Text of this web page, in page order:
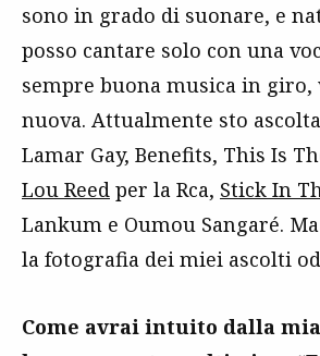
sono in grado di suonare, e
posso cantare solo con una
sempre buona musica in giro,
nuova. Attualmente sto
Lamar Gay, Benefits, This Is
Lou Reed per la Rca, Stick In
Lankum e Oumou Sangaré.
la fotografia dei miei ascolti
Come avrai intuito dalla